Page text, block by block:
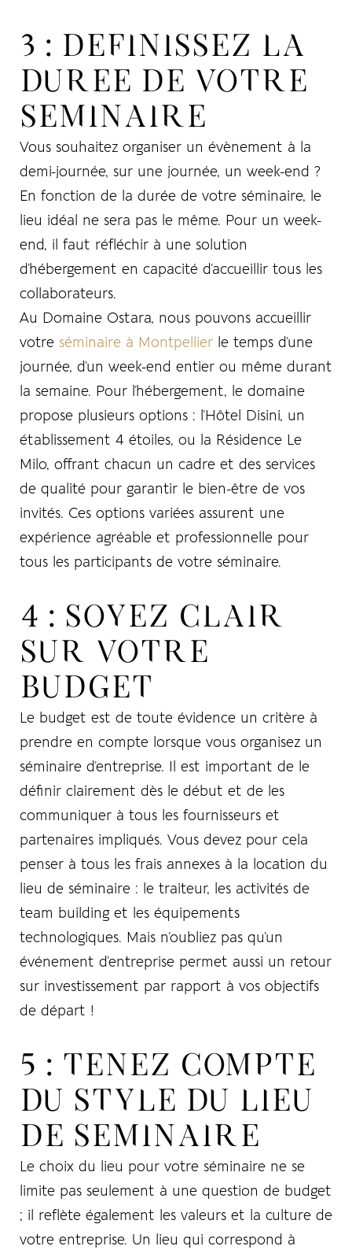
3 : DEFINISSEZ LA
DUREE DE VOTRE
SEMINAIRE
Vous souhaitez organiser un évènement à la
demi-journée, sur une journée, un week-end ?
En fonction de la durée de votre séminaire, le
lieu idéal ne sera pas le même. Pour un week-
end, il faut réfléchir à une solution
d’hébergement en capacité d’accueillir tous les
collaborateurs.
Au Domaine Ostara, nous pouvons accueillir
votre séminaire à Montpellier le temps d’une
journée, d’un week-end entier ou même durant
la semaine. Pour l’hébergement, le domaine
propose plusieurs options : l’Hôtel Disini, un
établissement 4 étoiles, ou la Résidence Le
Milo, offrant chacun un cadre et des services
de qualité pour garantir le bien-être de vos
invités. Ces options variées assurent une
expérience agréable et professionnelle pour
tous les participants de votre séminaire.
4 : SOYEZ CLAIR
SUR VOTRE
BUDGET
Le budget est de toute évidence un critère à
prendre en compte lorsque vous organisez un
séminaire d’entreprise. Il est important de le
définir clairement dès le début et de les
communiquer à tous les fournisseurs et
partenaires impliqués. Vous devez pour cela
penser à tous les frais annexes à la location du
lieu de séminaire : le traiteur, les activités de
team building et les équipements
technologiques. Mais n’oubliez pas qu’un
événement d’entreprise permet aussi un retour
sur investissement par rapport à vos objectifs
de départ !
5 : TENEZ COMPTE
DU STYLE DU LIEU
DE SEMINAIRE
Le choix du lieu pour votre séminaire ne se
limite pas seulement à une question de budget
; il reflète également les valeurs et la culture de
votre entreprise. Un lieu qui correspond à
LOG IN
Username or email address *